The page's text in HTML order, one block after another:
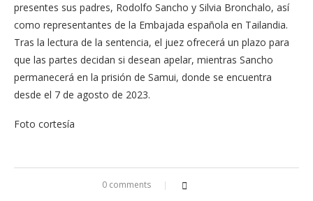
presentes sus padres, Rodolfo Sancho y Silvia Bronchalo, así
como representantes de la Embajada española en Tailandia.
Tras la lectura de la sentencia, el juez ofrecerá un plazo para
que las partes decidan si desean apelar, mientras Sancho
permanecerá en la prisión de Samui, donde se encuentra
desde el 7 de agosto de 2023.
Foto cortesía
0 comments